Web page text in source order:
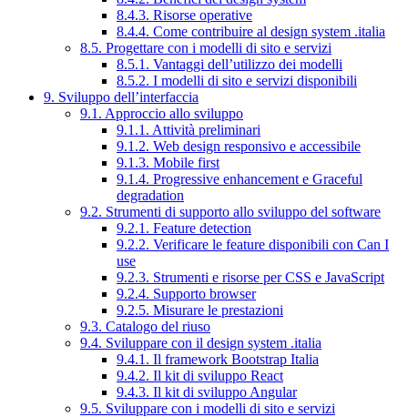
8.4.3. Risorse operative
8.4.4. Come contribuire al design system .italia
8.5. Progettare con i modelli di sito e servizi
8.5.1. Vantaggi dell’utilizzo dei modelli
8.5.2. I modelli di sito e servizi disponibili
9. Sviluppo dell’interfaccia
9.1. Approccio allo sviluppo
9.1.1. Attività preliminari
9.1.2. Web design responsivo e accessibile
9.1.3. Mobile first
9.1.4. Progressive enhancement e Graceful
degradation
9.2. Strumenti di supporto allo sviluppo del software
9.2.1. Feature detection
9.2.2. Verificare le feature disponibili con Can I
use
9.2.3. Strumenti e risorse per CSS e JavaScript
9.2.4. Supporto browser
9.2.5. Misurare le prestazioni
9.3. Catalogo del riuso
9.4. Sviluppare con il design system .italia
9.4.1. Il framework Bootstrap Italia
9.4.2. Il kit di sviluppo React
9.4.3. Il kit di sviluppo Angular
9.5. Sviluppare con i modelli di sito e servizi